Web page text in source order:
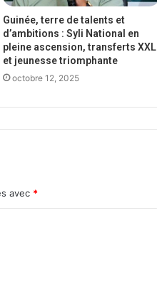
Guinée, terre de talents et
d’ambitions : Syli National en
pleine ascension, transferts XXL
et jeunesse triomphante
octobre 12, 2025
avec *